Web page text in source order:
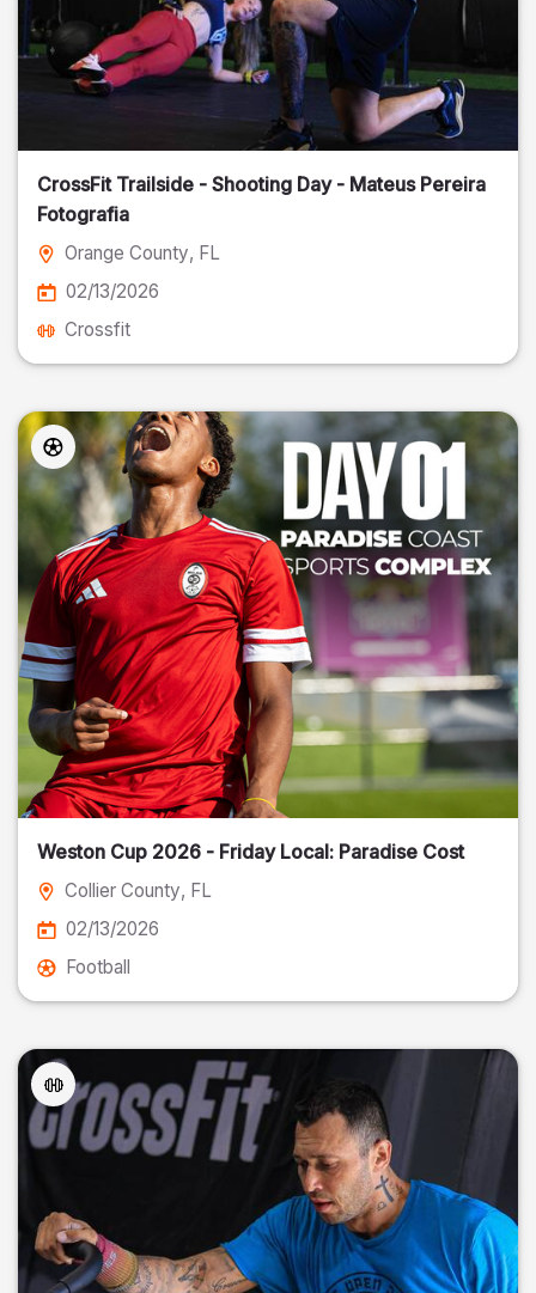
CrossFit Trailside - Shooting Day - Mateus Pereira
Fotografia
Orange County, FL
02/13/2026
Crossfit
Weston Cup 2026 - Friday Local: Paradise Cost
Collier County, FL
02/13/2026
Football